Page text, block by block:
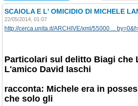
SCAIOLA E L' OMICIDIO DI MICHELE
22/05/2014, 01:07
http://cerca.unita.it/ARCHIVE/xml/55000 ...
Particolari sul delitto Biagi che
L'amico David Iaschi
racconta: Michele era in
che solo gli